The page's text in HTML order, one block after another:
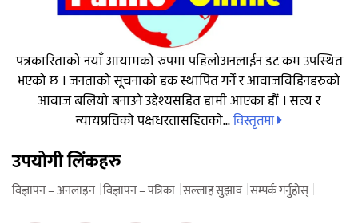
पत्रकारिताको नयाँ आयामको रुपमा पहिलोअनलाईन डट कम उपस्थित
भएको छ । जनताको सूचनाको हक स्थापित गर्ने र आवाजविहिनहरुको
आवाज बलियो बनाउने उद्देश्यसहित हामी आएका हौं । सत्य र
न्यायप्रतिको पक्षधरतासहितको...विस्तृतमा
उपयोगी लिंकहरु
विज्ञापन – अनलाइन विज्ञापन – पत्रिका सल्लाह सुझाव सम्पर्क गर्नुहोस्